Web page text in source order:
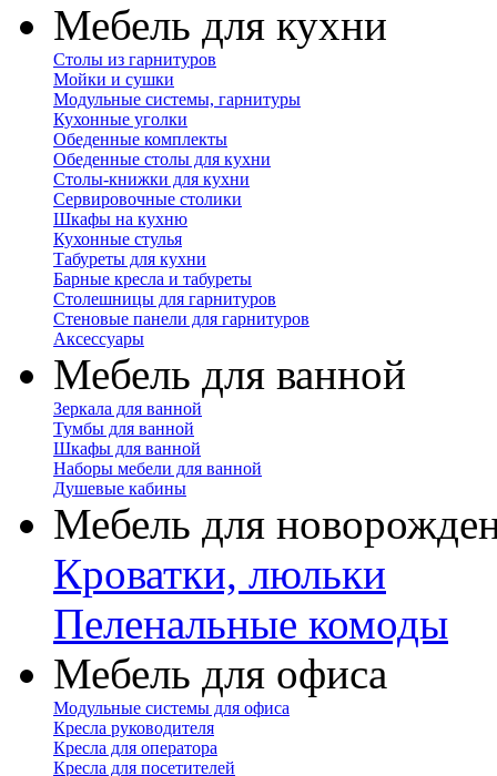
Мебель для кухни
Столы из гарнитуров
Мойки и сушки
Модульные системы, гарнитуры
Кухонные уголки
Обеденные комплекты
Обеденные столы для кухни
Столы-книжки для кухни
Сервировочные столики
Шкафы на кухню
Кухонные стулья
Табуреты для кухни
Барные кресла и табуреты
Столешницы для гарнитуров
Стеновые панели для гарнитуров
Аксессуары
Мебель для ванной
Зеркала для ванной
Тумбы для ванной
Шкафы для ванной
Наборы мебели для ванной
Душевые кабины
Мебель для
Кроватки, люльки
Пеленальные комоды
Мебель для офиса
Модульные системы для офиса
Кресла руководителя
Кресла для оператора
Кресла для посетителей